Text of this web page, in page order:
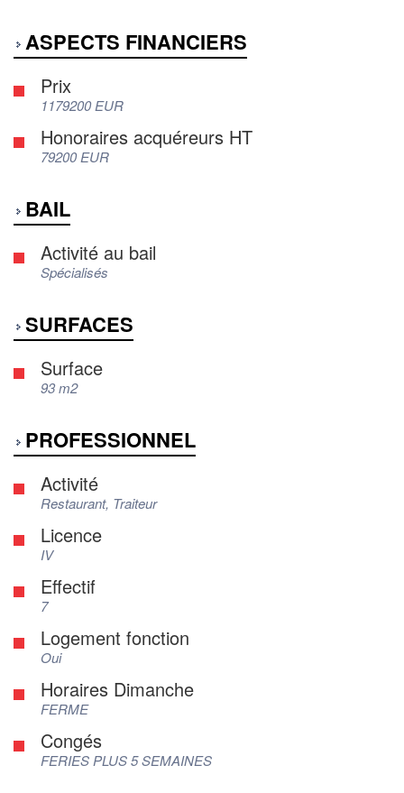
ASPECTS FINANCIERS
Prix
1179200 EUR
Honoraires acquéreurs HT
79200 EUR
BAIL
Activité au bail
Spécialisés
SURFACES
Surface
93 m2
PROFESSIONNEL
Activité
Restaurant, Traiteur
Licence
IV
Effectif
7
Logement fonction
Oui
Horaires Dimanche
FERME
Congés
FERIES PLUS 5 SEMAINES